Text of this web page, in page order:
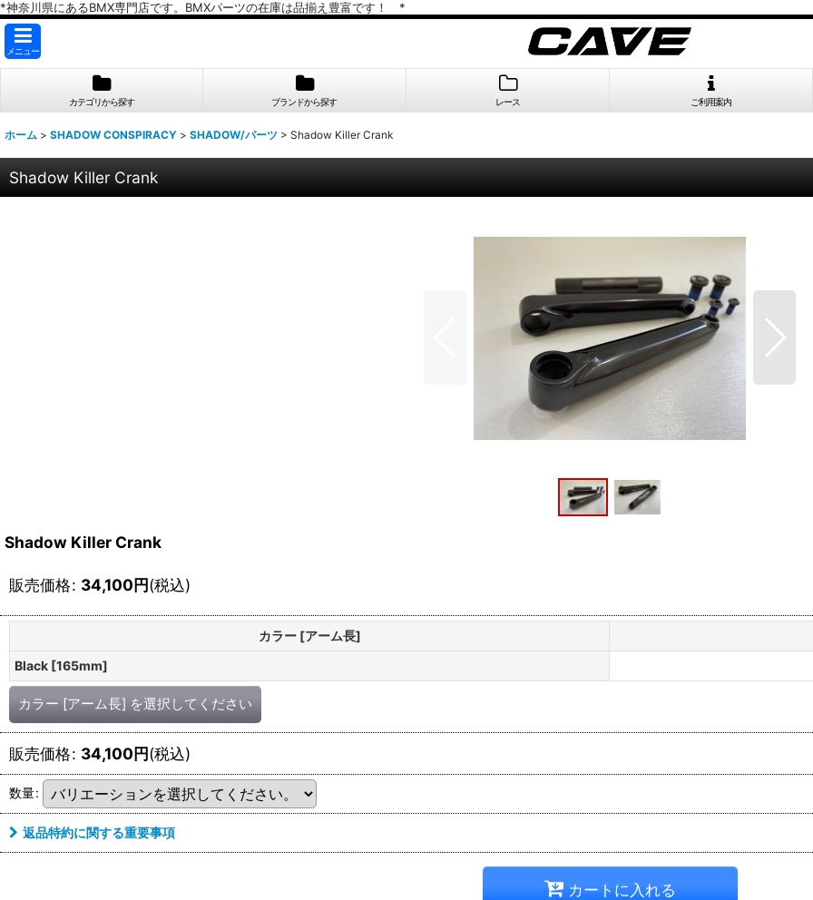
*神奈川県にあるBMX専門店です。BMXパーツの在庫は品揃え豊富です！ *
メニュー
カテゴリから探す ブランドから探す レース ご利用案内
ホーム > SHADOW CONSPIRACY > SHADOW/パーツ > Shadow Killer Crank
Shadow Killer Crank
Shadow Killer Crank
販売価格: 34,100円(税込)
カラー [アーム長]
Black [165mm]
カラー [アーム長] を選択してください
販売価格: 34,100円(税込)
数量:
返品特約に関する重要事項
カートに入れる